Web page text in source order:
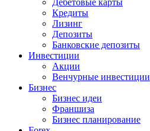
Дебетовые карты
Кредиты
Лизинг
Депозиты
Банковские депозиты
Инвестиции
Акции
Венчурные инвестиции
Бизнес
Бизнес идеи
Франшиза
Бизнес планирование